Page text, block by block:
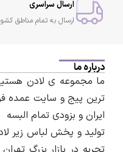
ارسال سراسری
ارسال به تمام مناطق
درباره ما
ما مجموعه ی لادن
ترین پیج و سایت عمده
ایران و بزودی تمام البسه
تولید و پخش لباس زیر